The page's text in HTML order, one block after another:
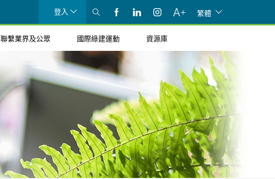
登入 繁體
聯繫業界及公眾 國際綠建運動 資源庫